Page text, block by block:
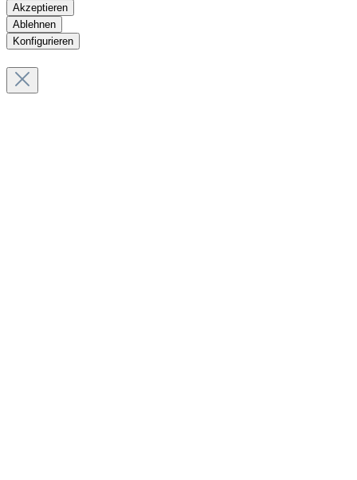
Akzeptieren
Ablehnen
Konfigurieren